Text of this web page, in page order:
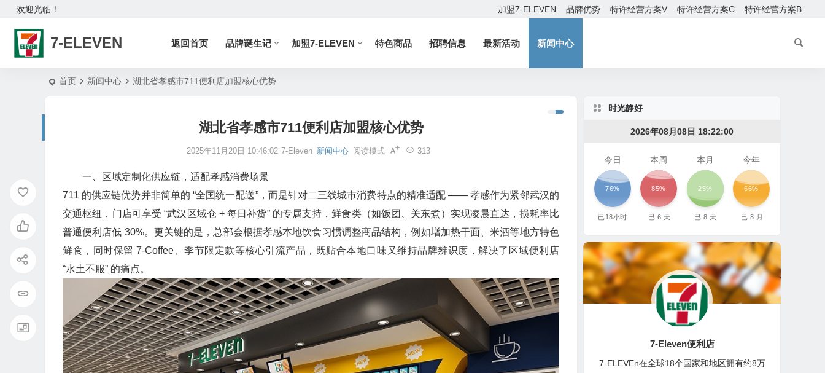
欢迎光临！ 加盟7-ELEVEN 品牌优势 特许经营方案V 特许经营方案C 特许经营方案B
7-ELEVEN 返回首页 品牌诞生记 加盟7-ELEVEN 特色商品 招聘信息 最新活动 新闻中心
首页 新闻中心 湖北省孝感市711便利店加盟核心优势
湖北省孝感市711便利店加盟核心优势
2025年11月20日 10:46:02 7-Eleven 新闻中心 313
阅读模式
一、区域定制化供应链，适配孝感消费场景​
711 的供应链优势并非简单的 “全国统一配送”，而是针对二三线城市消费特点的精准适配 —— 孝感作为紧邻武汉的
交通枢纽，门店可享受 “武汉区域仓 + 每日补货” 的专属支持，鲜食类（如饭团、关东煮）实现凌晨直达，损耗率比
普通便利店低 30%。更关键的是，总部会根据孝感本地饮食习惯调整商品结构，例如增加热干面、米酒等地方特色
鲜食，同时保留 7-Coffee、季节限定款等核心引流产品，既贴合本地口味又维持品牌辨识度，解决了区域便利店
“水土不服” 的痛点。​
时光静好
2026年08月08日 18:22:02
今日
76%
已18小时
本周
85%
已 6 天
本月
25%
已 8 天
今年
66%
已 8 月
7-Eleven便利店
7-ELEVEn在全球18个国家和地区拥有约8万